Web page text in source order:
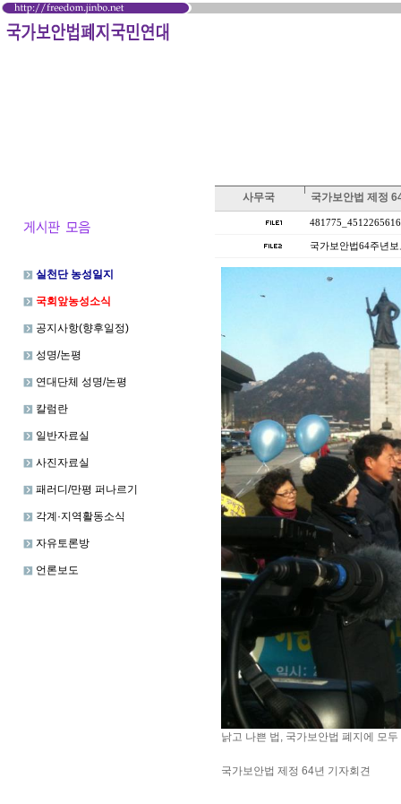
실천단 농성일지
국회앞농성소식
공지사항(향후일정)
성명/논평
연대단체 성명/논평
칼럼란
일반자료실
사진자료실
패러디/만평 퍼나르기
각계·지역활동소식
자유토론방
언론보도
사무국 국가보안법 제정
국가보안법64주년
낡고 나쁜 법, 국가보안법 폐지에 모두
국가보안법 제정 64년 기자회견